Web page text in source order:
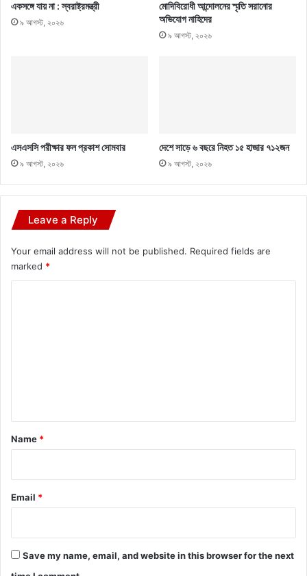
একসঙ্গে যায় না : স্বরাষ্ট্রমন্ত্রী
৯ আগস্ট, ২০২৬
মোদিবিরোধী আন্দোলনের স্মৃতি সরানোর
অভিযোগ নাহিদের
৯ আগস্ট, ২০২৬
এসএসসি পরীক্ষার ফল প্রকাশ সোমবার
৯ আগস্ট, ২০২৬
দেশে সাড়ে ৬ বছরে নিহত ১৫ হাজার ৭১২জন
৯ আগস্ট, ২০২৬
Leave a Reply
Your email address will not be published. Required fields are
marked *
*
Name *
Email *
Save my name, email, and website in this browser for the next